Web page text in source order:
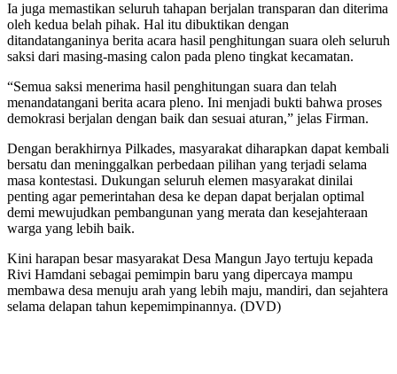
Ia juga memastikan seluruh tahapan berjalan transparan dan diterima
oleh kedua belah pihak. Hal itu dibuktikan dengan
ditandatanganinya berita acara hasil penghitungan suara oleh seluruh
saksi dari masing-masing calon pada pleno tingkat kecamatan.
“Semua saksi menerima hasil penghitungan suara dan telah
menandatangani berita acara pleno. Ini menjadi bukti bahwa proses
demokrasi berjalan dengan baik dan sesuai aturan,” jelas Firman.
Dengan berakhirnya Pilkades, masyarakat diharapkan dapat kembali
bersatu dan meninggalkan perbedaan pilihan yang terjadi selama
masa kontestasi. Dukungan seluruh elemen masyarakat dinilai
penting agar pemerintahan desa ke depan dapat berjalan optimal
demi mewujudkan pembangunan yang merata dan kesejahteraan
warga yang lebih baik.
Kini harapan besar masyarakat Desa Mangun Jayo tertuju kepada
Rivi Hamdani sebagai pemimpin baru yang dipercaya mampu
membawa desa menuju arah yang lebih maju, mandiri, dan sejahtera
selama delapan tahun kepemimpinannya. (DVD)